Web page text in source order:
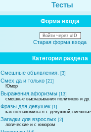
Тесты
Форма входа
Войти через uID
Старая форма входа
Категории раздела
Смешные объявления. [3]
Смех да и только [21]
Юмор
Выражения,афоризмы [13]
смешные высказывания политиков и др.
Фразы для девушек [1]
как познакомиться с
Загадки для взрослых [2]
логические и с юмором